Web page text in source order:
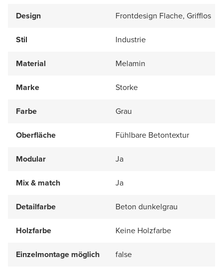
Design
Frontdesign Flache, Grifflos
Stil Industrie
Material Melamin
Marke Storke
Farbe Grau
Oberfläche Fühlbare Betontextur
Modular Ja
Mix & match Ja
Detailfarbe Beton dunkelgrau
Holzfarbe Keine Holzfarbe
Einzelmontage möglich false